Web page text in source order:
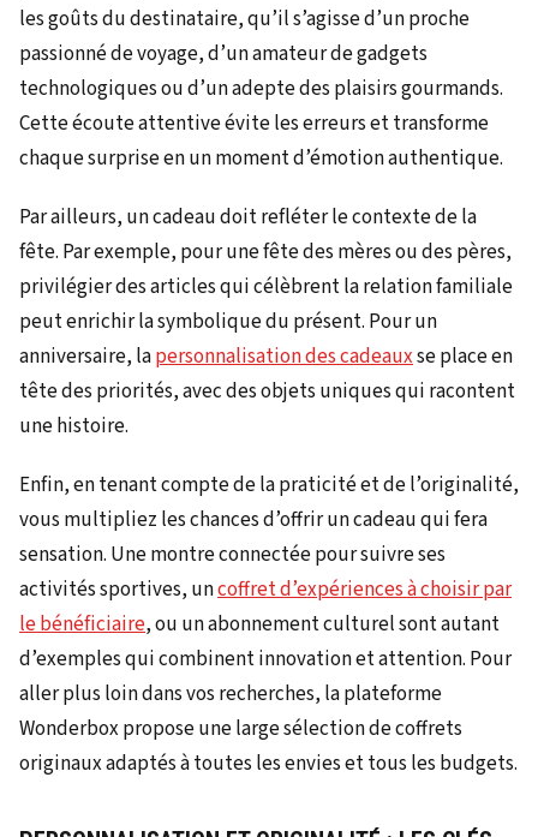
les goûts du destinataire, qu’il s’agisse d’un proche
passionné de voyage, d’un amateur de gadgets
technologiques ou d’un adepte des plaisirs gourmands.
Cette écoute attentive évite les erreurs et transforme
chaque surprise en un moment d’émotion authentique.
Par ailleurs, un cadeau doit refléter le contexte de la
fête. Par exemple, pour une fête des mères ou des pères,
privilégier des articles qui célèbrent la relation familiale
peut enrichir la symbolique du présent. Pour un
anniversaire, lapersonnalisation des cadeauxse place en
tête des priorités, avec des objets uniques qui racontent
une histoire.
Enfin, en tenant compte de la praticité et de l’originalité,
vous multipliez les chances d’offrir un cadeau qui fera
sensation. Une montre connectée pour suivre ses
activités sportives, uncoffret d’expériences à choisir par
le bénéficiaire, ou un abonnement culturel sont autant
d’exemples qui combinent innovation et attention. Pour
aller plus loin dans vos recherches, la plateforme
Wonderbox propose une large sélection de coffrets
originaux adaptés à toutes les envies et tous les budgets.